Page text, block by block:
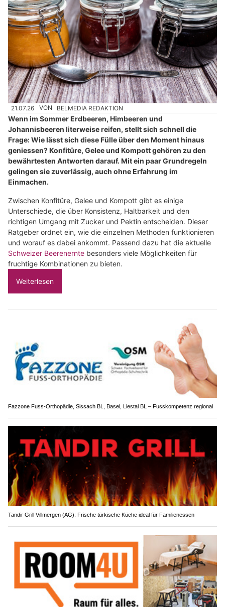
21.07.26 VON BELMEDIA REDAKTION
Wenn im Sommer Erdbeeren, Himbeeren und
Johannisbeeren literweise reifen, stellt sich schnell die
Frage: Wie lässt sich diese Fülle über den Moment hinaus
geniessen? Konfitüre, Gelee und Kompott gehören zu den
bewährtesten Antworten darauf. Mit ein paar Grundregeln
gelingen sie zuverlässig, auch ohne Erfahrung im
Einmachen.
Zwischen Konfitüre, Gelee und Kompott gibt es einige
Unterschiede, die über Konsistenz, Haltbarkeit und den
richtigen Umgang mit Zucker und Pektin entscheiden. Dieser
Ratgeber ordnet ein, wie die einzelnen Methoden funktionieren
und worauf es dabei ankommt. Passend dazu hat die aktuelle
Schweizer Beerenernte besonders viele Möglichkeiten für
fruchtige Kombinationen zu bieten.
Weiterlesen
Fazzone Fuss-Orthopädie, Sissach BL, Basel, Liestal BL – Fusskompetenz regional
Tandir Grill Villmergen (AG): Frische türkische Küche ideal für Familienessen